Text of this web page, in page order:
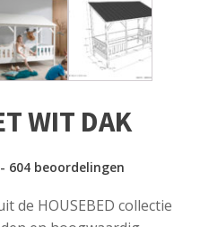
WIT DAK
604 beoordelingen
de HOUSEBED collectie